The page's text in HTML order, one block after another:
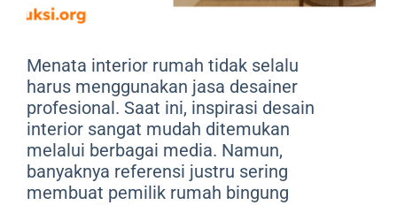
Menata interior rumah tidak selalu
harus menggunakan jasa desainer
profesional. Saat ini, inspirasi desain
interior sangat mudah ditemukan
melalui berbagai media. Namun,
banyaknya referensi justru sering
membuat pemilik rumah bingung